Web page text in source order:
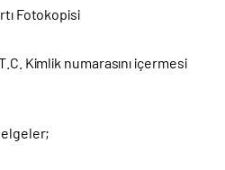
Fotokopisi
Kimlik numarasını içermesi